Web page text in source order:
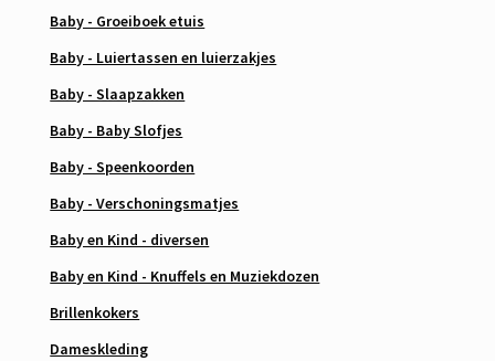
Baby - Groeiboek etuis
Baby - Luiertassen en luierzakjes
Baby - Slaapzakken
Baby - Baby Slofjes
Baby - Speenkoorden
Baby - Verschoningsmatjes
Baby en Kind - diversen
Baby en Kind - Knuffels en Muziekdozen
Brillenkokers
Dameskleding